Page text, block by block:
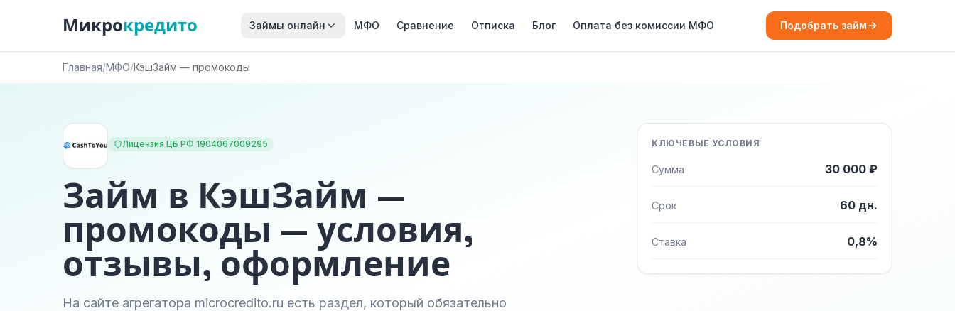
Микрокредито Займы онлайн МФО Сравнение Отписка Блог Оплата без комиссии МФО Подобрать займ
Главная/МФО/КэшЗайм — промокоды
Лицензия ЦБ РФ 1904067009295
Займ в КэшЗайм —
промокоды — условия,
отзывы, оформление
На сайте агрегатора microcredito.ru есть раздел, который обязательно
КЛЮЧЕВЫЕ УСЛОВИЯ
Сумма 30 000 ₽
Срок 60 дн.
Ставка 0,8%